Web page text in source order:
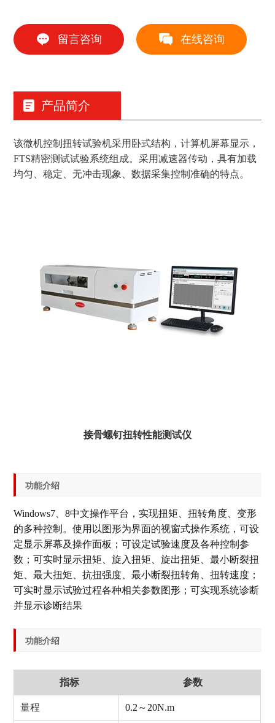
留言咨询 在线咨询
产品简介
该微机控制扭转试验机采用卧式结构，计算机屏幕显示，
FTS精密测试试验系统组成。采用减速器传动，具有加载
均匀、稳定、无冲击现象、数据采集控制准确的特点。
接骨螺钉扭转性能测试仪
功能介绍
Windows7、8中文操作平台，实现扭矩、扭转角度、变形
的多种控制。使用以图形为界面的视窗式操作系统，可设
定显示屏幕及操作面板；可设定试验速度及各种控制参
数；可实时显示扭矩、旋入扭矩、旋出扭矩、最小断裂扭
矩、最大扭矩、抗扭强度、最小断裂扭转角、扭转速度；
可实时显示试验过程各种相关参数图形；可实现系统诊断
并显示诊断结果
功能介绍
指标 参数
量程 0.2～20N.m